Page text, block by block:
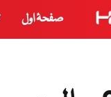
صفحۂ اول